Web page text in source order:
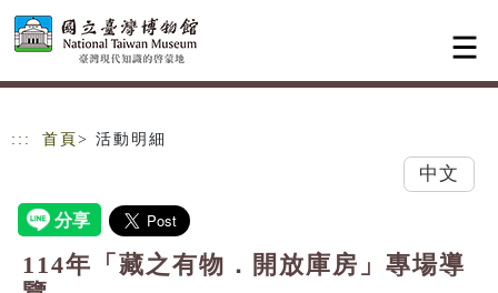
跳到主要內容
網站導覽
::: 首頁 > 活動明細
中文
114年「藏之有物．開放庫房」專場導